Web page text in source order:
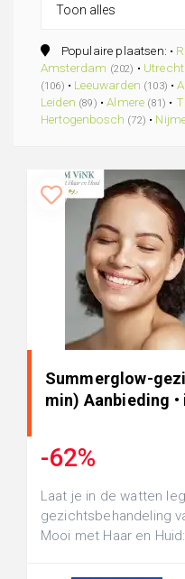
Populaire plaatsen: •
Amsterdam (202) • Utrecht
(106) • Leeuwarden (103) •
Leiden (89) •Almere (81) •
Hertogenbosch (72) •
Summerglow-
min) Aanbieding
-62%
Laat je in de watten
gezichtsbehandeling
Mooi met Haar en